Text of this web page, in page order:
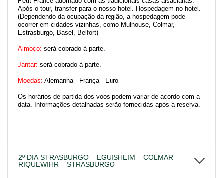
Após o tour, transfer para o nosso hotel. Hospedagem no hotel.
(Dependendo da ocupação da região, a hospedagem pode
ocorrer em cidades vizinhas, como Mulhouse, Colmar,
Estrasburgo, Basel, Belfort)
Almoço: será cobrado à parte.
Jantar: será cobrado à parte.
Moedas: Alemanha - França - Euro
Os horários de partida dos voos podem variar de acordo com a
data. Informações detalhadas serão fornecidas após a reserva.
2º DIA STRASBURGO – EGUISHEIM – COLMAR –
RIQUEWIHR – STRASBURGO